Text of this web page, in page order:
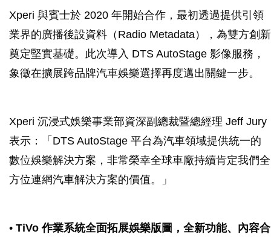
Xperi 與賓士於 2020 年開始合作，最初透過提供引領
業界的廣播後設資料（Radio Metadata），為雙方創新
奠定堅實基礎。此次導入 DTS AutoStage 影像服務，
象徵在擴展跨品牌汽車娛樂選擇再度邁出關鍵一步。
Xperi 沉浸式娛樂事業部資深副總裁暨總經理 Jeff Jury
表示：「DTS AutoStage 平台為汽車領域提供統一的
數位娛樂解決方案，非常榮幸全球車廠持續肯定我們全
方位連網汽車解決方案的價值。」
• TiVo 作業系統全面拓展娛樂版圖，全新功能、內容合